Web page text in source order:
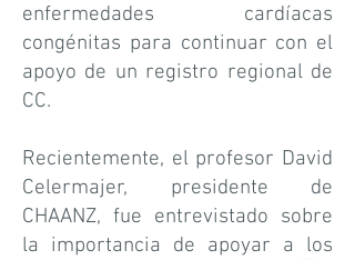
enfermedades cardíacas
congénitas para continuar con el
apoyo de un registro regional de
CC.
Recientemente, el profesor David
Celermajer, presidente de
CHAANZ, fue entrevistado sobre
la importancia de apoyar a los